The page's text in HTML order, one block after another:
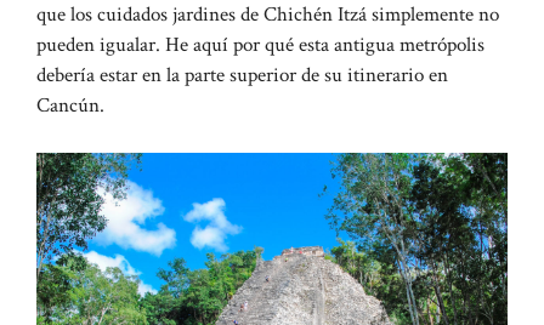
que los cuidados jardines de Chichén Itzá simplemente no
pueden igualar. He aquí por qué esta antigua metrópolis
debería estar en la parte superior de su itinerario en
Cancún.